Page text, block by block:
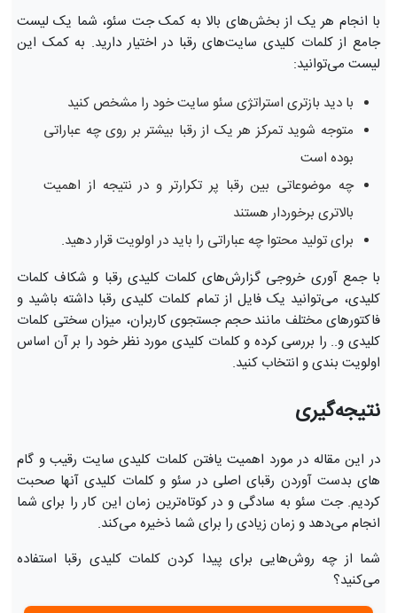
با انجام هر یک از بخش‌های بالا به کمک جت سئو، شما یک لیست
جامع از کلمات کلیدی سایت‌های رقبا در اختیار دارید. به کمک این
لیست می‌توانید:
با دید بازتری استراتژی سئو سایت خود را مشخص کنید
متوجه شوید تمرکز هر یک از رقبا بیشتر بر روی چه عباراتی
بوده است
چه موضوعاتی بین رقبا پر تکرارتر و در نتیجه از اهمیت
بالاتری برخوردار هستند
برای تولید محتوا چه عباراتی را باید در اولویت قرار دهید.
با جمع آوری خروجی گزارش‌های کلمات کلیدی رقبا و شکاف کلمات
کلیدی، می‌توانید یک فایل از تمام کلمات کلیدی رقبا داشته باشید و
فاکتورهای مختلف مانند حجم جستجوی کاربران، میزان سختی کلمات
کلیدی و.. را بررسی کرده و کلمات کلیدی مورد نظر خود را بر آن اساس
اولویت بندی و انتخاب کنید.
نتیجه‌گیری
در این مقاله در مورد اهمیت یافتن کلمات کلیدی سایت رقیب و گام
های بدست آوردن رقبای اصلی در سئو و کلمات کلیدی آنها صحبت
کردیم. جت سئو به سادگی و در کوتاه‌ترین زمان این کار را برای شما
انجام می‌دهد و زمان زیادی را برای شما ذخیره می‌کند.
شما از چه روش‌هایی برای پیدا کردن کلمات کلیدی رقبا استفاده
می‌کنید؟